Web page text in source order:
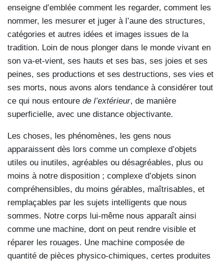
enseigne d’emblée comment les regarder, comment les
nommer, les mesurer et juger à l’aune des structures,
catégories et autres idées et images issues de la
tradition. Loin de nous plonger dans le monde vivant en
son va-et-vient, ses hauts et ses bas, ses joies et ses
peines, ses productions et ses destructions, ses vies et
ses morts, nous avons alors tendance à considérer tout
ce qui nous entoure de l’extérieur, de manière
superficielle, avec une distance objectivante.
Les choses, les phénomènes, les gens nous
apparaissent dès lors comme un complexe d’objets
utiles ou inutiles, agréables ou désagréables, plus ou
moins à notre disposition ; complexe d’objets sinon
compréhensibles, du moins gérables, maîtrisables, et
remplaçables par les sujets intelligents que nous
sommes. Notre corps lui-même nous apparaît ainsi
comme une machine, dont on peut rendre visible et
réparer les rouages. Une machine composée de
quantité de pièces physico-chimiques, certes produites